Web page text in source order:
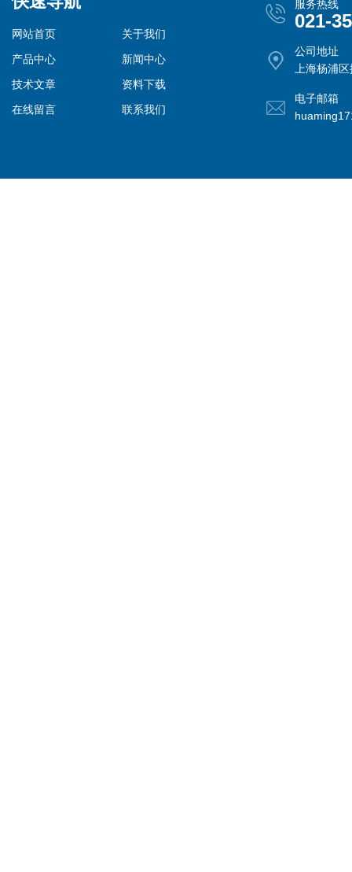
网站首页
关于我们
产品中心
新闻中心
技术文章
资料下载
在线留言
联系我们
服务热线
021-
公司地址
上海杨浦
电子邮箱